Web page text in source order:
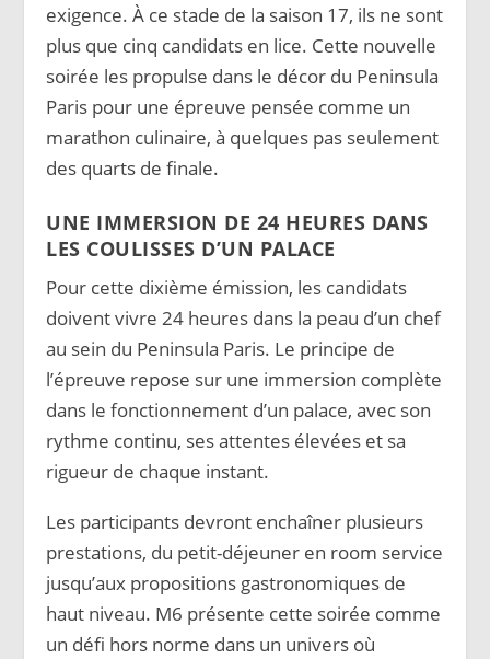
exigence. À ce stade de la saison 17, ils ne sont
plus que cinq candidats en lice. Cette nouvelle
soirée les propulse dans le décor du Peninsula
Paris pour une épreuve pensée comme un
marathon culinaire, à quelques pas seulement
des quarts de finale.
UNE IMMERSION DE 24 HEURES DANS
LES COULISSES D’UN PALACE
Pour cette dixième émission, les candidats
doivent vivre 24 heures dans la peau d’un chef
au sein du Peninsula Paris. Le principe de
l’épreuve repose sur une immersion complète
dans le fonctionnement d’un palace, avec son
rythme continu, ses attentes élevées et sa
rigueur de chaque instant.
Les participants devront enchaîner plusieurs
prestations, du petit-déjeuner en room service
jusqu’aux propositions gastronomiques de
haut niveau. M6 présente cette soirée comme
un défi hors norme dans un univers où